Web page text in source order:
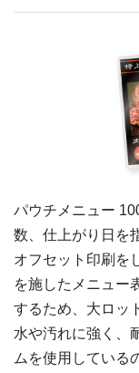
パウチメニュー
数、仕上がり日を
オフセット印刷を
を施したメニュー
するため、大ロッ
水や汚れに強く、
ムを使用している